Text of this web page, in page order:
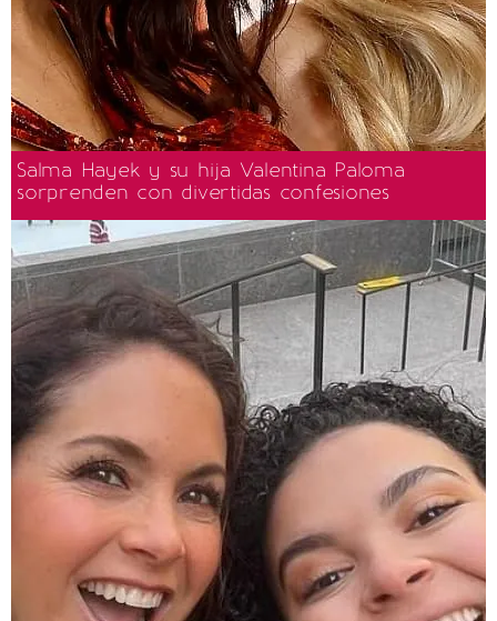
Salma Hayek y su hija Valentina Paloma
sorprenden con divertidas confesiones